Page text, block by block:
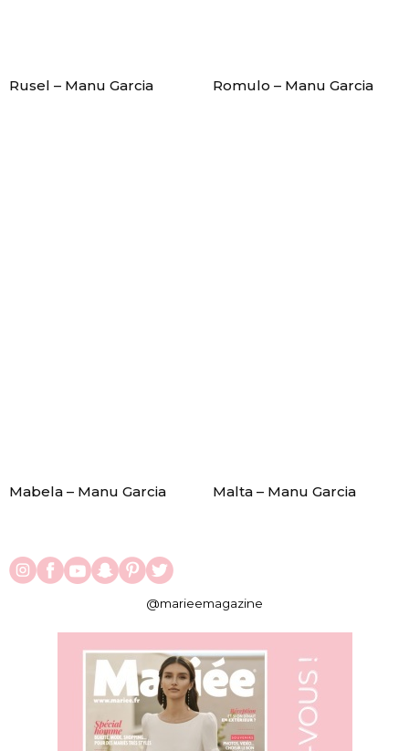
Rusel – Manu Garcia Romulo – Manu Garcia
Mabela – Manu Garcia Malta – Manu Garcia
@marieemagazine